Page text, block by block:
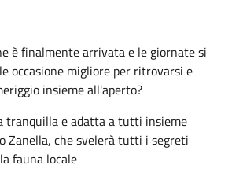
è finalmente arrivata e le giornate si
occasione migliore per ritrovarsi e
insieme all'aperto?
tranquilla e adatta a tutti insieme
Zanella, che svelerà tutti i segreti
fauna locale